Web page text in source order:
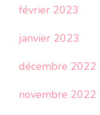
février 2023
janvier 2023
décembre 2022
novembre 2022